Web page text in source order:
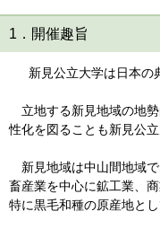
1．開催趣旨
新見公立大学は日本の
立地する新見地域の地
性化を図ることも新見公
新見地域は中山間地域
畜産業を中心に鉱工業、
特に黒毛和種の原産地と